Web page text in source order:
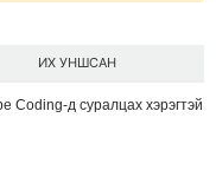
ИХ УНШСАН
Coding-д суралцах хэрэгтэй